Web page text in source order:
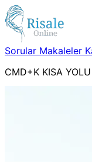
Sorular Makaleler
CMD+K KISA